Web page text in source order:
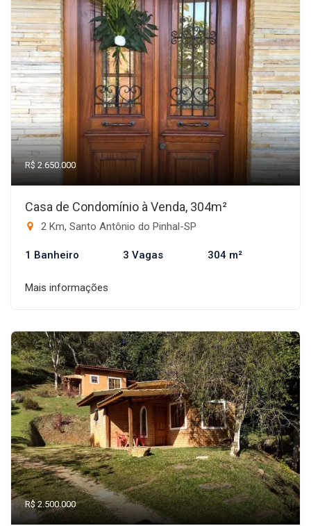
R$ 2.650.000
Casa de Condomínio à Venda, 304m²
2 Km, Santo Antônio do Pinhal-SP
1 Banheiro 3 Vagas 304 m²
Mais informações
R$ 2.500.000